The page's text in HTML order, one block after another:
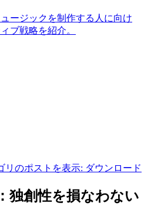
ージックを制作する人に向け
ブ戦略を紹介。
リのポストを表示: ダウンロード
独創性を損なわない